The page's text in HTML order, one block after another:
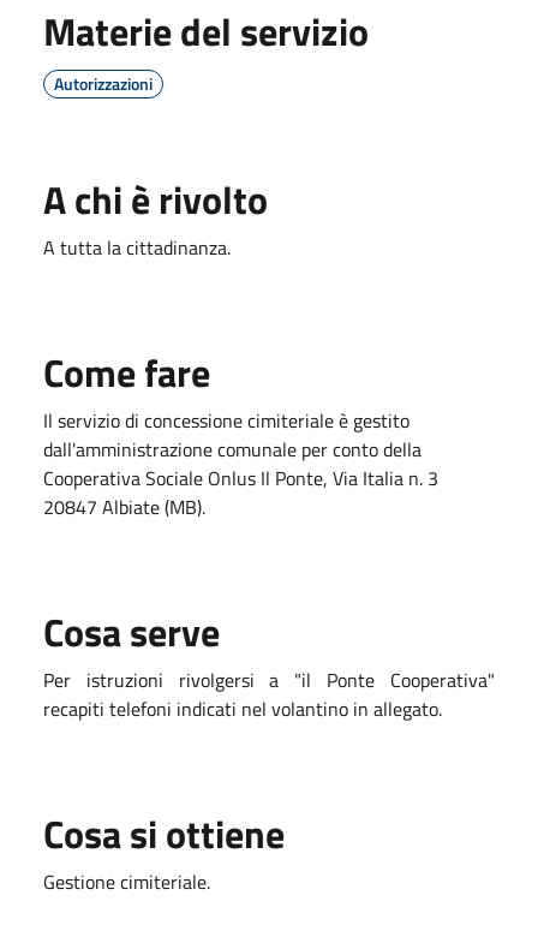
Materie del servizio
Autorizzazioni
A chi è rivolto
A tutta la cittadinanza.
Come fare
Il servizio di concessione cimiteriale è gestito
dall'amministrazione comunale per conto della
Cooperativa Sociale Onlus Il Ponte, Via Italia n. 3
20847 Albiate (MB).
Cosa serve
Per istruzioni rivolgersi a "il Ponte Cooperativa"
recapiti telefoni indicati nel volantino in allegato.
Cosa si ottiene
Gestione cimiteriale.